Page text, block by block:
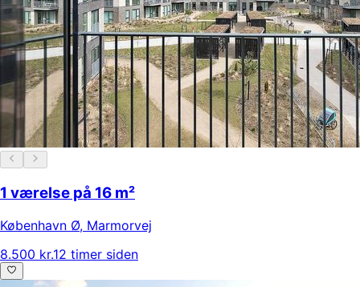
1 værelse på 16 m²
København Ø, Marmorvej
8.500 kr.12 timer siden